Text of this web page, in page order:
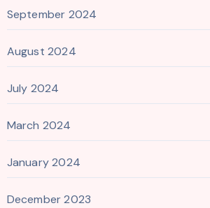
September 2024
August 2024
July 2024
March 2024
January 2024
December 2023